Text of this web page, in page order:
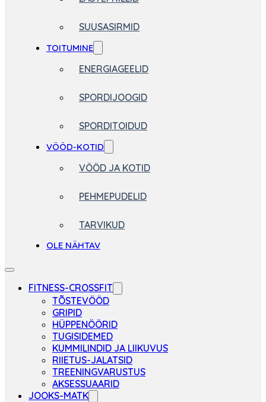
SUUSASIRMID
TOITUMINE
ENERGIAGEELID
SPORDIJOOGID
SPORDITOIDUD
VÖÖD-KOTID
VÖÖD JA KOTID
PEHMEPUDELID
TARVIKUD
OLE NÄHTAV
FITNESS-CROSSFIT
TÕSTEVÖÖD
GRIPID
HÜPPENÖÖRID
TUGISIDEMED
KUMMILINDID JA LIIKUVUS
RIIETUS-JALATSID
TREENINGVARUSTUS
AKSESSUAARID
JOOKS-MATK